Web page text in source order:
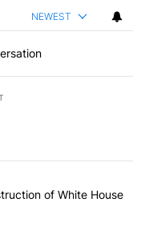
NEWEST
articles in the last
blocks construction of
of White House